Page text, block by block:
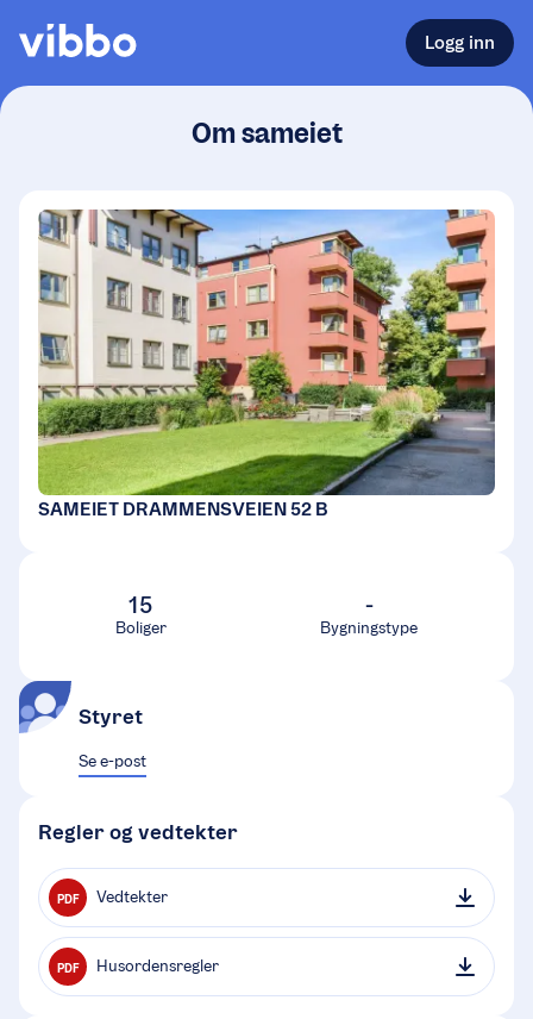
Logg inn
Om sameiet
SAMEIET DRAMMENSVEIEN 52 B
15
Boliger
-
Bygningstype
Styret
Se e-post
Regler og vedtekter
PDF Vedtekter
PDF Husordensregler